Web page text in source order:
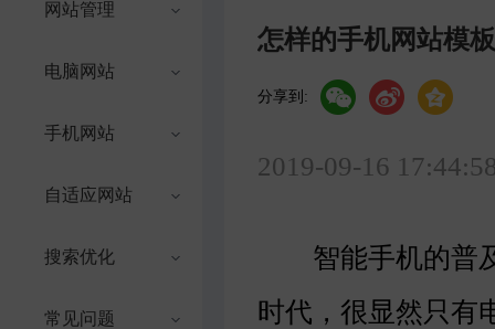
网站管理
电脑网站
手机网站
自适应网站
搜索优化
常见问题
怎样的手机网站模
分享到:
2019-09-16
智能手机的普及
时代，很显然只有